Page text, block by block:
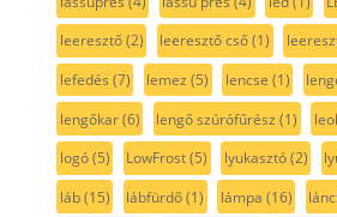
leeresztő(2) leeresztő cső(1)
lefedés (7) lemez (5) lencse (1)
lengőkar(6) lengő szúrófűrész (1)
logó(5) LowFrost(5) lyukasztó(2)
láb(15) lábfürdő(1) lámpa (16)